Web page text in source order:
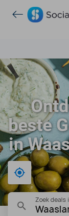
beste
in
Bij mij in
Zoek deals